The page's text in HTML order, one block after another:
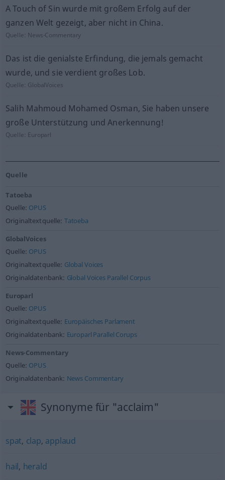
A Touch of Sin wurde mit großem Erfolg auf der
ganzen Welt gezeigt, aber nicht in China.
Quelle: News-Commentary
Das ist die genialste Erfindung, die jemals gemacht
wurde, und sie verdient großes Lob.
Quelle: GlobalVoices
Salih Mahmoud Mohamed Osman, Sie haben unsere
große Unterstützung und Anerkennung!
Quelle: Europarl
Quelle
Tatoeba
Quelle: OPUS
Originaltextquelle: Tatoeba
GlobalVoices
Quelle: OPUS
Originaltextquelle: Global Voices
Originaldatenbank: Global Voices Parallel Corpus
Europarl
Quelle: OPUS
Originaltextquelle: Europäisches Parlament
Originaldatenbank: Europarl Parallel Corups
News-Commentary
Quelle: OPUS
Originaldatenbank: News Commentary
Synonyme für "acclaim"
spat, clap, applaud
hail, herald